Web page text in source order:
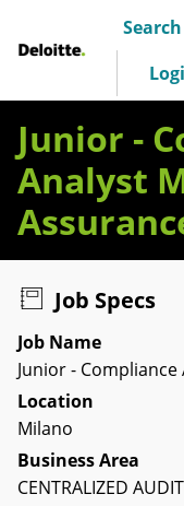
Deloitte Italia
Junior -
Analyst
Job Specs
Job Name
Junior -
Location
Milano
Business Area
CENTRALIZED